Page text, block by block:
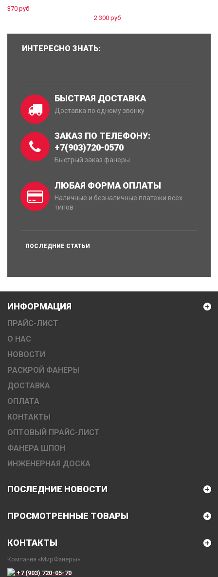
370 руб
2 300 руб
ИНТЕРЕСНО ЗНАТЬ:
БЫСТРАЯ ДОСТАВКА
Доставка по одному звонку
ЗАКАЗ ПО ТЕЛЕФОНУ:
+7(903)720-0570
Быстрый заказ фанеры
ЛЮБАЯ ФОРМА ОПЛАТЫ
Наличные и безналичные платежи всех
типов
ПОСЛЕДНИЕ СТАТЬИ
ИНФОРМАЦИЯ
ПРАЙС-ЛИСТ
О НАС
НОВОСТИ
РАСКРОЙ ФАНЕРЫ
ДОСТАВКА
ОПЛАТА
КОНТАКТЫ
ОПТОВЫЙ ПРАЙС-ЛИСТ
ФАНЕРА ШПОН
ИНЖЕНЕРНАЯ ДОСКА
ПОСЛЕДНИЕ НОВОСТИ
ПРОСМОТРЕННЫЕ ТОВАРЫ
КОНТАКТЫ
Компания «МирФанеры»
+7 (903) 720-05-70